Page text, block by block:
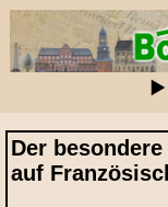
Der
auf